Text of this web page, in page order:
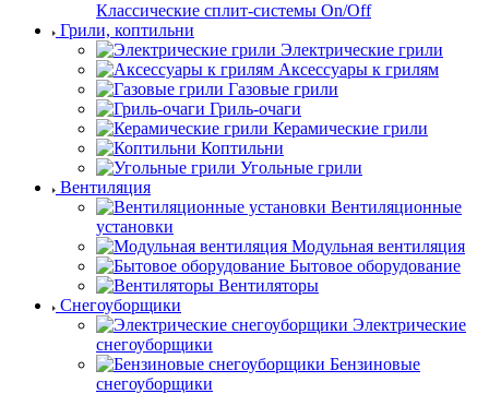
Классические сплит-системы On/Off
Грили, коптильни
Электрические грили
Аксессуары к грилям
Газовые грили
Гриль-очаги
Керамические грили
Коптильни
Угольные грили
Вентиляция
Вентиляционные
установки
Модульная вентиляция
Бытовое оборудование
Вентиляторы
Снегоуборщики
Электрические
снегоуборщики
Бензиновые
снегоуборщики